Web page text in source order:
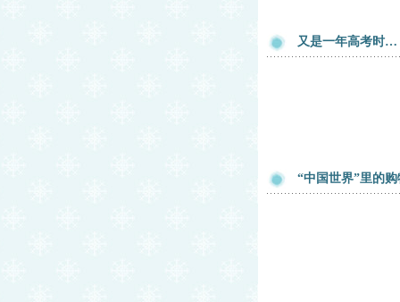
又是一年高考时…
“中国世界”里的